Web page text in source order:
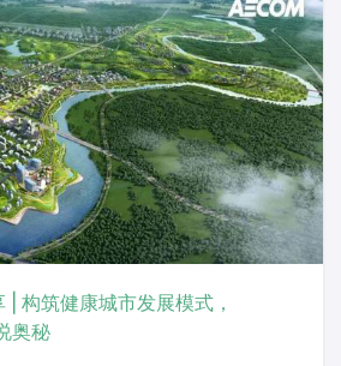
| 构筑健康城市发展模式，
奥秘